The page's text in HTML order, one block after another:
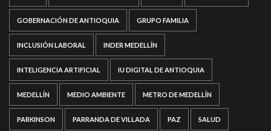
GOBERNACIÓN DE ANTIOQUIA GRUPO FAMILIA
INCLUSIÓN LABORAL INDER MEDELLÍN
INTELIGENCIA ARTIFICIAL IU DIGITAL DE ANTIOQUIA
MEDELLÍN MEDIO AMBIENTE METRO DE MEDELLÍN
PARKINSON PARRANDA DE VILLADA PAZ SALUD